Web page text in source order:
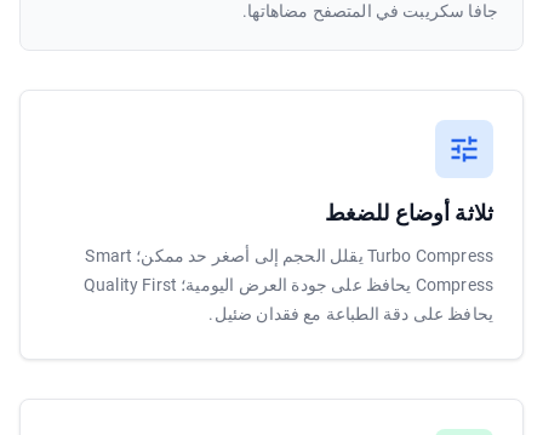
جافا سكريبت في المتصفح مضاهاتها.
ثلاثة أوضاع للضغط
Turbo Compress يقلل الحجم إلى أصغر حد ممكن؛ Smart
Compress يحافظ على جودة العرض اليومية؛ Quality First
يحافظ على دقة الطباعة مع فقدان ضئيل.